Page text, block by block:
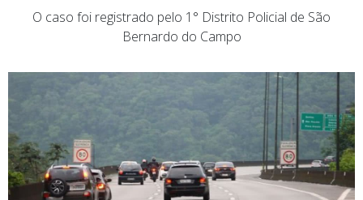
O caso foi registrado pelo 1° Distrito Policial de São
Bernardo do Campo